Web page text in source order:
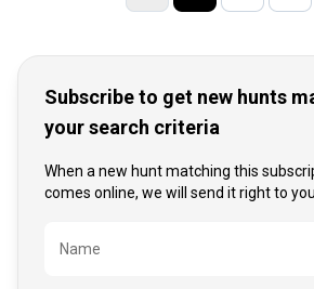
Subscribe to get new hunts
your search criteria
When a new hunt matching this
comes online, we will send it right to
Bezeichnung
Name